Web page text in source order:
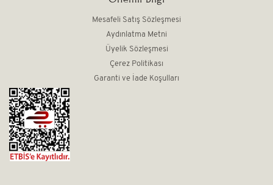
Mesafeli Satış Sözleşmesi
Aydınlatma Metni
Üyelik Sözleşmesi
Çerez Politikası
Garanti ve İade Koşulları